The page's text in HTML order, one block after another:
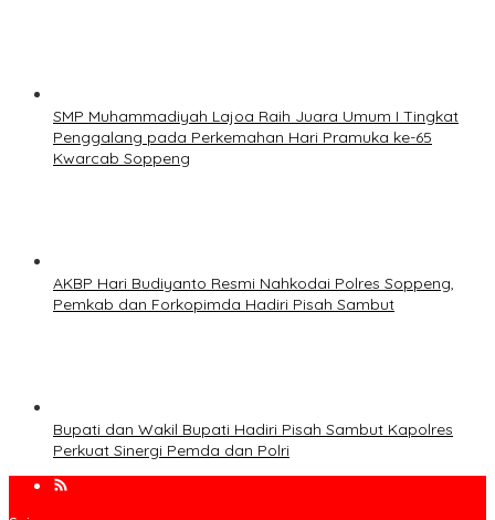
SMP Muhammadiyah Lajoa Raih Juara Umum I Tingkat
Penggalang pada Perkemahan Hari Pramuka ke-65
Kwarcab Soppeng
AKBP Hari Budiyanto Resmi Nahkodai Polres Soppeng,
Pemkab dan Forkopimda Hadiri Pisah Sambut
Bupati dan Wakil Bupati Hadiri Pisah Sambut Kapolres
Perkuat Sinergi Pemda dan Polri